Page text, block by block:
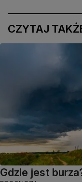
CZYTAJ
Gdzie jest